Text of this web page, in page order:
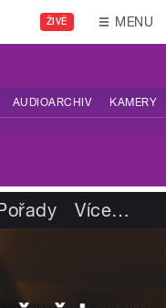
ŽIVĚ MENU
AUDIOARCHIV KAMERY
Více…